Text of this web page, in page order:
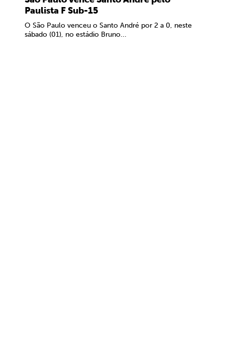
Paulista F Sub-15
O São Paulo venceu o Santo André por 2 a 0, neste
sábado (01), no estádio Bruno...